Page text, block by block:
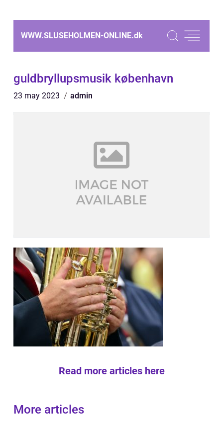
WWW.SLUSEHOLMEN-ONLINE.dk
guldbryllupsmusik københavn
23 may 2023 admin
Read more articles here
More articles